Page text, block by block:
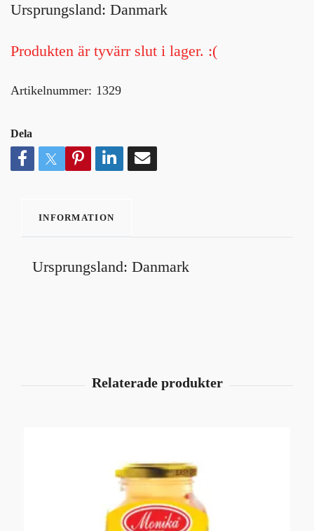
Ursprungsland: Danmark
Produkten är tyvärr slut i lager. :(
Artikelnummer: 1329
Dela
INFORMATION
Ursprungsland: Danmark